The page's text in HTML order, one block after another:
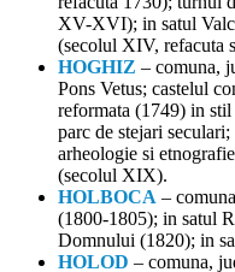
XV-XVI); in satul
(secolul XIV, refacuta
HOGHIZ – comuna,
Pons Vetus; castelul
reformata (1749) in
parc de stejari
arheologie si
(secolul XIX).
HOLBOCA –
(1800-1805); in satul
Domnului (1820); in
HOLOD – comuna,